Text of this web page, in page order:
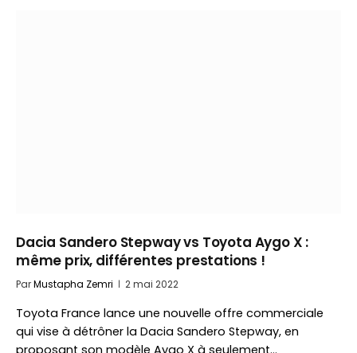
Dacia Sandero Stepway vs Toyota Aygo X :
même prix, différentes prestations !
ParMustapha Zemri 2 mai 2022
Toyota France lance une nouvelle offre commerciale
qui vise à détrôner la Dacia Sandero Stepway, en
proposant son modèle Aygo X à seulement…